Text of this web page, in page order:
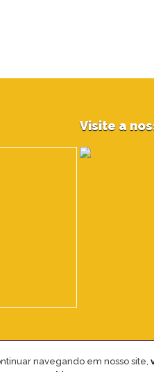
Visite a
navegando em nosso site,